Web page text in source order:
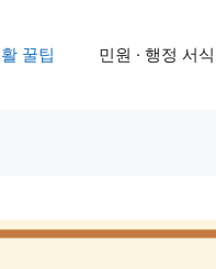
꿀팁 민원 · 행정 서식